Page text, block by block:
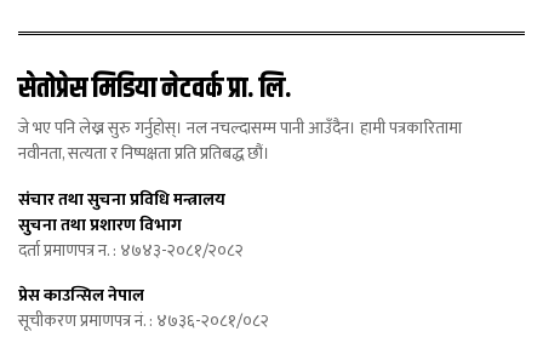
सेतोप्रेस मिडिया नेटवर्क प्रा. लि.
जे भए पनि लेख्न सुरु गर्नुहोस्। नल नचल्दासम्म पानी आउँदैन। हामी पत्रकारितामा
नवीनता, सत्यता र निष्पक्षता प्रति प्रतिबद्ध छौं।
संचार तथा सुचना प्रविधि मन्त्रालय
सुचना तथा प्रशारण विभाग
दर्ता प्रमाणपत्र न. : ४७४३-२०८१/२०८२
प्रेस काउन्सिल नेपाल
सूचीकरण प्रमाणपत्र नं. : ४७३६-२०८१/०८२